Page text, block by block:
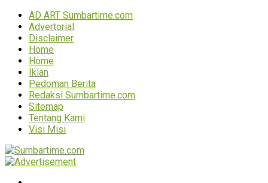
AD ART Sumbartime.com
Advertorial
Disclaimer
Home
Home
Iklan
Pedoman Berita
Redaksi Sumbartime.com
Sitemap
Tentang Kami
Visi Misi